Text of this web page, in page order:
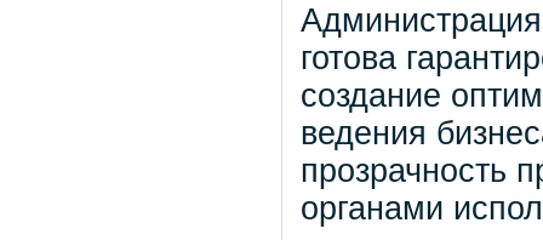
готова
создание
ведения
прозрачность
органами